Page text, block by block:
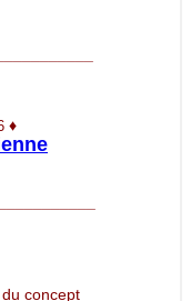
♦
du concept